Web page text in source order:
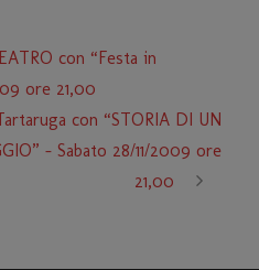
con “Festa in
ore 21,00
con “STORIA DI UN
– Sabato 28/11/2009 ore
21,00